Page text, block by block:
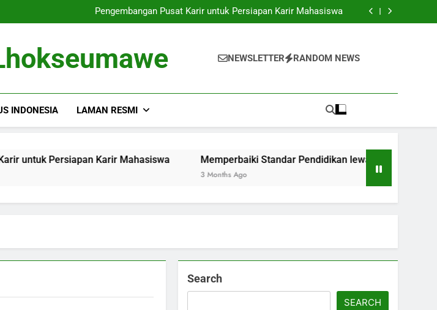
Para Mahasiswa
Pengembangan Pusat Karir untuk Persiapan Karir Mahasiswa
Memperbaiki Standar Pendidikan lewat Akreditasi Dunia
Para Mahasiswa
Pengembangan Pusat Karir untuk Persiapan Karir Mahasiswa
Memperbaiki Standar Pendidikan lewat Akreditasi Dunia
NEWSLETTER RANDOM NEWS
INDONESIA LAMAN RESMI
Persiapan Karir Mahasiswa Memperbaiki Standar Pendidikan lewat Akreditasi Dunia
3 Months Ago
Search
SEARCH